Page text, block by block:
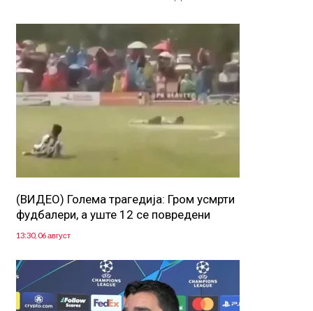
(ВИДЕО) Голема трагедија: Гром усмрти
фудбалери, а уште 12 се повредени
13:30, 06 август